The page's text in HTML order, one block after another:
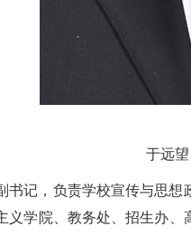
于远
书记，负责学校宣传与思
义学院、教务处、招生办